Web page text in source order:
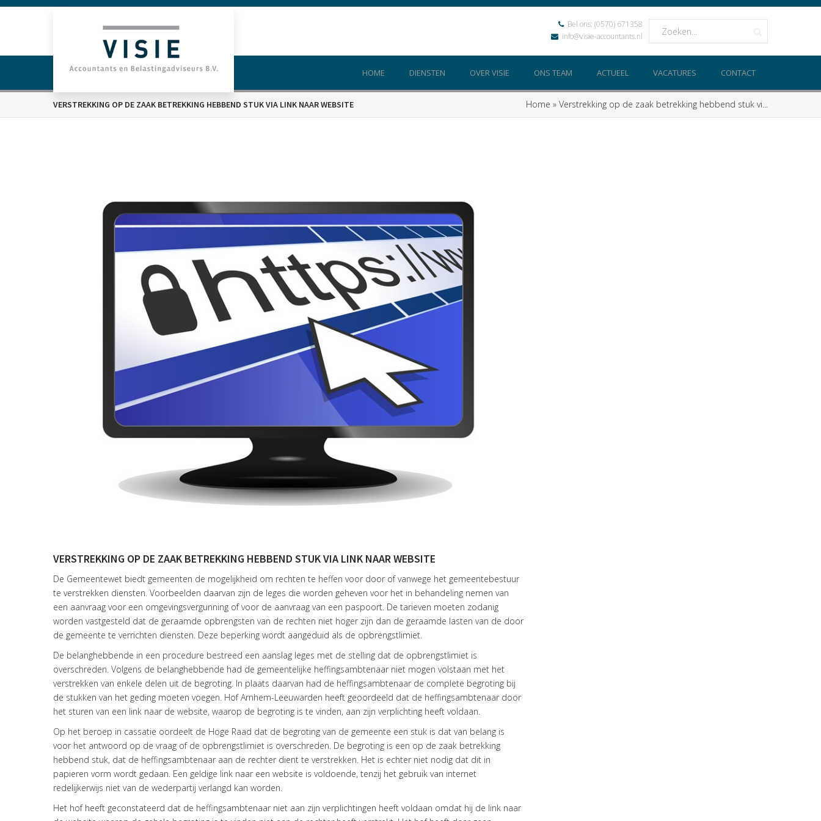
Bel ons: (0570) 671358
info@visie-accountants.nl
HOME DIENSTEN OVER VISIE ONS TEAM ACTUEEL VACATURES CONTACT
VERSTREKKING OP DE ZAAK BETREKKING HEBBEND STUK VIA LINK NAAR WEBSITE Home » Verstrekking op de zaak betrekking hebbend stuk vi...
VERSTREKKING OP DE ZAAK BETREKKING HEBBEND STUK VIA LINK NAAR WEBSITE
De Gemeentewet biedt gemeenten de mogelijkheid om rechten te heffen voor door of vanwege het gemeentebestuur
te verstrekken diensten. Voorbeelden daarvan zijn de leges die worden geheven voor het in behandeling nemen van
een aanvraag voor een omgevingsvergunning of voor de aanvraag van een paspoort. De tarieven moeten zodanig
worden vastgesteld dat de geraamde opbrengsten van de rechten niet hoger zijn dan de geraamde lasten van de door
de gemeente te verrichten diensten. Deze beperking wordt aangeduid als de opbrengstlimiet.
De belanghebbende in een procedure bestreed een aanslag leges met de stelling dat de opbrengstlimiet is
overschreden. Volgens de belanghebbende had de gemeentelijke heffingsambtenaar niet mogen volstaan met het
verstrekken van enkele delen uit de begroting. In plaats daarvan had de heffingsambtenaar de complete begroting bij
de stukken van het geding moeten voegen. Hof Arnhem-Leeuwarden heeft geoordeeld dat de heffingsambtenaar door
het sturen van een link naar de website, waarop de begroting is te vinden, aan zijn verplichting heeft voldaan.
Op het beroep in cassatie oordeelt de Hoge Raad dat de begroting van de gemeente een stuk is dat van belang is
voor het antwoord op de vraag of de opbrengstlimiet is overschreden. De begroting is een op de zaak betrekking
hebbend stuk, dat de heffingsambtenaar aan de rechter dient te verstrekken. Het is echter niet nodig dat dit in
papieren vorm wordt gedaan. Een geldige link naar een website is voldoende, tenzij het gebruik van internet
redelijkerwijs niet van de wederpartij verlangd kan worden.
Het hof heeft geconstateerd dat de heffingsambtenaar niet aan zijn verplichtingen heeft voldaan omdat hij de link naar